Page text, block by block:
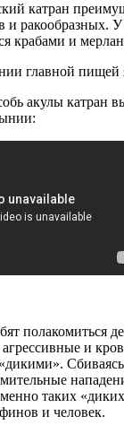
катран
и ракообразных. У
крабами и
главной пищей
акулы катран
полакомиться
и
таких
и человек.